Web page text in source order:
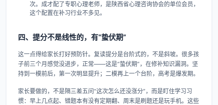
次。成才配了专职心理老师，是陕西省心理咨询协会的单位会员，
这个配置在补习行业不多见。
四、提分不是线性的，有“蛰伏期”
这一点得给家长打好预防针。复读提分是台阶式的，不是斜坡。很多孩
子前三个月感觉没进步，正常——这是“蛰伏期”，在修补知识漏洞。坚
持到一模前后，第一次明显提升；二模再上一个台阶，高考是爆发期。
家长要做的，不是隔三差五问“这次怎么还没涨分”，而是盯住学习习
惯：早上几点起、错题本有没有定期翻、周末是刷题还是玩手机。这些